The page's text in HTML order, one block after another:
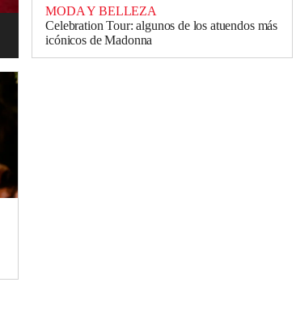
MODA Y BELLEZA
Celebration Tour: algunos de los atuendos más
icónicos de Madonna